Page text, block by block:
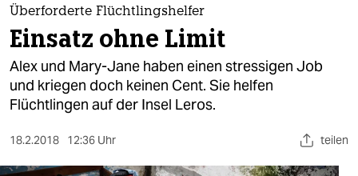
themen
politik
öko
gesellschaft
Überforderte Flüchtlingshelfer
Einsatz ohne Limit
Alex und Mary-Jane haben einen stressigen Job
und kriegen doch keinen Cent. Sie helfen
Flüchtlingen auf der Insel Leros.
18.2.2018 12:36 Uhr teilen